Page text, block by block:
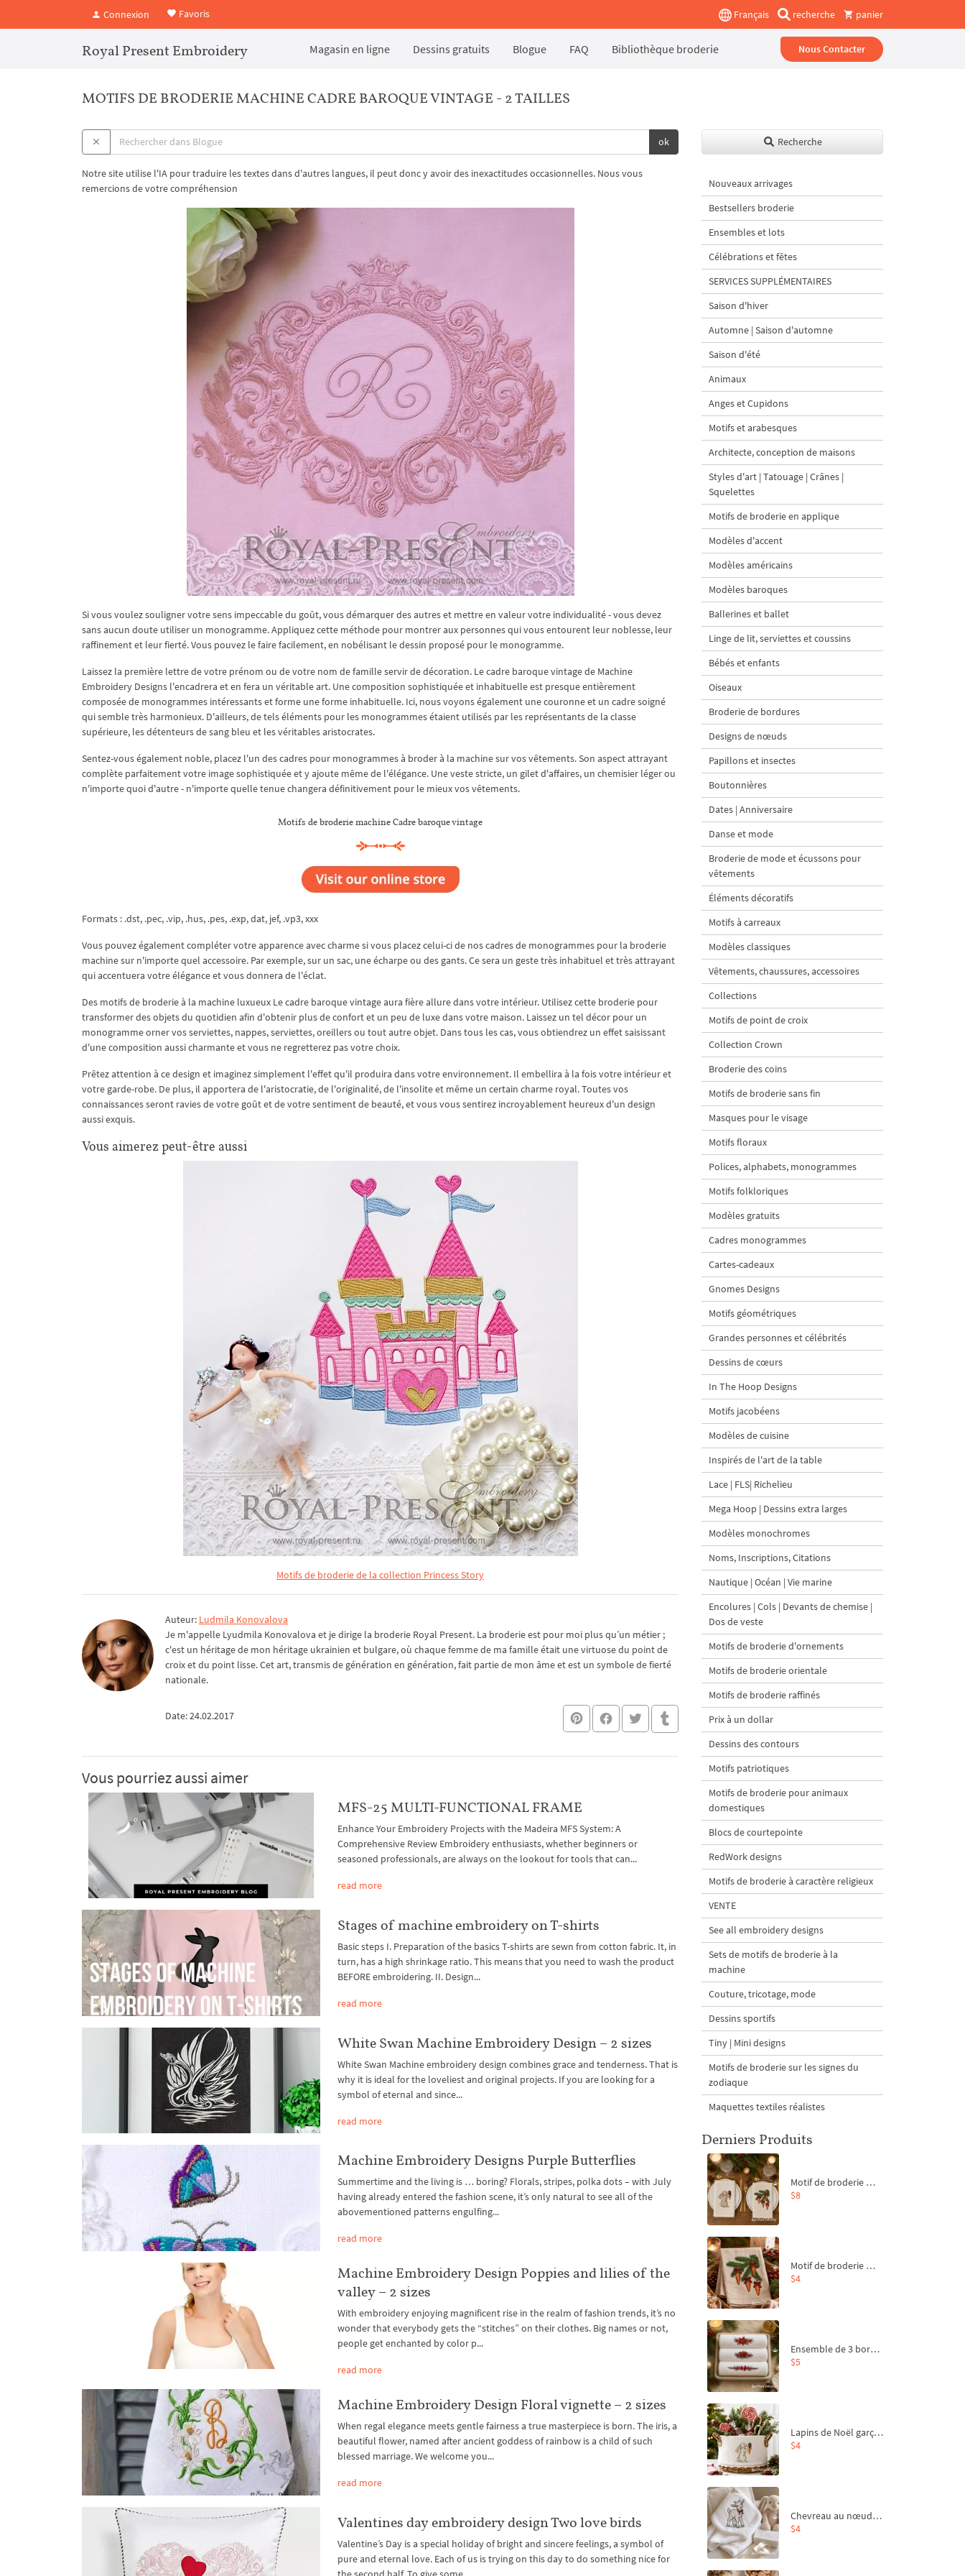
Connexion Favoris Français recherche panier
Royal Present Embroidery Magasin en ligne Dessins gratuits Blogue FAQ Bibliothèque broderie Nous Contacter
MOTIFS DE BRODERIE MACHINE CADRE BAROQUE VINTAGE - 2 TAILLES
ok
Notre site utilise l'IA pour traduire les textes dans d'autres langues, il peut donc y avoir des inexactitudes occasionnelles. Nous vous
remercions de votre compréhension
Si vous voulez souligner votre sens impeccable du goût, vous démarquer des autres et mettre en valeur votre individualité - vous devez
sans aucun doute utiliser un monogramme. Appliquez cette méthode pour montrer aux personnes qui vous entourent leur noblesse, leur
raffinement et leur fierté. Vous pouvez le faire facilement, en nobélisant le dessin proposé pour le monogramme.
Laissez la première lettre de votre prénom ou de votre nom de famille servir de décoration. Le cadre baroque vintage de Machine
Embroidery Designs l'encadrera et en fera un véritable art. Une composition sophistiquée et inhabituelle est presque entièrement
composée de monogrammes intéressants et forme une forme inhabituelle. Ici, nous voyons également une couronne et un cadre soigné
qui semble très harmonieux. D'ailleurs, de tels éléments pour les monogrammes étaient utilisés par les représentants de la classe
supérieure, les détenteurs de sang bleu et les véritables aristocrates.
Sentez-vous également noble, placez l'un des cadres pour monogrammes à broder à la machine sur vos vêtements. Son aspect attrayant
complète parfaitement votre image sophistiquée et y ajoute même de l'élégance. Une veste stricte, un gilet d'affaires, un chemisier léger ou
n'importe quoi d'autre - n'importe quelle tenue changera définitivement pour le mieux vos vêtements.
Motifs de broderie machine Cadre baroque vintage
Formats : .dst, .pec, .vip, .hus, .pes, .exp, dat, jef, .vp3, xxx
Vous pouvez également compléter votre apparence avec charme si vous placez celui-ci de nos cadres de monogrammes pour la broderie
machine sur n'importe quel accessoire. Par exemple, sur un sac, une écharpe ou des gants. Ce sera un geste très inhabituel et très attrayant
qui accentuera votre élégance et vous donnera de l'éclat.
Des motifs de broderie à la machine luxueux Le cadre baroque vintage aura fière allure dans votre intérieur. Utilisez cette broderie pour
transformer des objets du quotidien afin d'obtenir plus de confort et un peu de luxe dans votre maison. Laissez un tel décor pour un
monogramme orner vos serviettes, nappes, serviettes, oreillers ou tout autre objet. Dans tous les cas, vous obtiendrez un effet saisissant
d'une composition aussi charmante et vous ne regretterez pas votre choix.
Prêtez attention à ce design et imaginez simplement l'effet qu'il produira dans votre environnement. Il embellira à la fois votre intérieur et
votre garde-robe. De plus, il apportera de l'aristocratie, de l'originalité, de l'insolite et même un certain charme royal. Toutes vos
connaissances seront ravies de votre goût et de votre sentiment de beauté, et vous vous sentirez incroyablement heureux d'un design
aussi exquis.
Vous aimerez peut-être aussi
Motifs de broderie de la collection Princess Story
Auteur: Ludmila Konovalova
Je m'appelle Lyudmila Konovalova et je dirige la broderie Royal Present. La broderie est pour moi plus qu’un métier ;
c'est un héritage de mon héritage ukrainien et bulgare, où chaque femme de ma famille était une virtuose du point de
croix et du point lisse. Cet art, transmis de génération en génération, fait partie de mon âme et est un symbole de fierté
nationale.
Date: 24.02.2017
Vous pourriez aussi aimer
MFS-25 MULTI-FUNCTIONAL FRAME
Enhance Your Embroidery Projects with the Madeira MFS System: A
Comprehensive Review Embroidery enthusiasts, whether beginners or
seasoned professionals, are always on the lookout for tools that can...
read more
Stages of machine embroidery on T-shirts
Basic steps I. Preparation of the basics T-shirts are sewn from cotton fabric. It, in
turn, has a high shrinkage ratio. This means that you need to wash the product
BEFORE embroidering. II. Design...
read more
White Swan Machine Embroidery Design – 2 sizes
White Swan Machine embroidery design combines grace and tenderness. That is
why it is ideal for the loveliest and original projects. If you are looking for a
symbol of eternal and since...
read more
Machine Embroidery Designs Purple Butterflies
Summertime and the living is … boring? Florals, stripes, polka dots – with July
having already entered the fashion scene, it’s only natural to see all of the
abovementioned patterns engulfing...
read more
Machine Embroidery Design Poppies and lilies of the
valley – 2 sizes
With embroidery enjoying magnificent rise in the realm of fashion trends, it’s no
wonder that everybody gets the “stitches” on their clothes. Big names or not,
people get enchanted by color p...
read more
Machine Embroidery Design Floral vignette – 2 sizes
When regal elegance meets gentle fairness a true masterpiece is born. The iris, a
beautiful flower, named after ancient goddess of rainbow is a child of such
blessed marriage. We welcome you...
read more
Valentines day embroidery design Two love birds
Valentine’s Day is a special holiday of bright and sincere feelings, a symbol of
pure and eternal love. Each of us is trying on this day to do something nice for
Recherche
Nouveaux arrivages
Bestsellers broderie
Ensembles et lots
Célébrations et fêtes
SERVICES SUPPLÉMENTAIRES
Saison d'hiver
Automne | Saison d'automne
Saison d'été
Animaux
Anges et Cupidons
Motifs et arabesques
Architecte, conception de maisons
Styles d'art | Tatouage | Crânes |
Squelettes
Motifs de broderie en applique
Modèles d'accent
Modèles américains
Modèles baroques
Ballerines et ballet
Linge de lit, serviettes et coussins
Bébés et enfants
Oiseaux
Broderie de bordures
Designs de nœuds
Papillons et insectes
Boutonnières
Dates | Anniversaire
Danse et mode
Broderie de mode et écussons pour
vêtements
Éléments décoratifs
Motifs à carreaux
Modèles classiques
Vêtements, chaussures, accessoires
Collections
Motifs de point de croix
Collection Crown
Broderie des coins
Motifs de broderie sans fin
Masques pour le visage
Motifs floraux
Polices, alphabets, monogrammes
Motifs folkloriques
Modèles gratuits
Cadres monogrammes
Cartes-cadeaux
Gnomes Designs
Motifs géométriques
Grandes personnes et célébrités
Dessins de cœurs
In The Hoop Designs
Motifs jacobéens
Modèles de cuisine
Inspirés de l'art de la table
Lace | FLS| Richelieu
Mega Hoop | Dessins extra larges
Modèles monochromes
Noms, Inscriptions, Citations
Nautique | Océan | Vie marine
Encolures | Cols | Devants de chemise |
Dos de veste
Motifs de broderie d'ornements
Motifs de broderie orientale
Motifs de broderie raffinés
Prix à un dollar
Dessins des contours
Motifs patriotiques
Motifs de broderie pour animaux
domestiques
Blocs de courtepointe
RedWork designs
Motifs de broderie à caractère religieux
VENTE
See all embroidery designs
Sets de motifs de broderie à la
machine
Couture, tricotage, mode
Dessins sportifs
Tiny | Mini designs
Motifs de broderie sur les signes du
zodiaque
Maquettes textiles réalistes
Derniers Produits
Motif de broderie machine Branche de sapin et carottes - 4 tailles
$8
Motif de broderie machine Branche de sapin et carottes - 4 tailles
$4
Ensemble de 3 bordures de Noël pour broderie machine
$5
Lapins de Noël garçon et fille - 4 tailles
$4
Chevreau au nœud rouge – broderie machine, 4 tailles
$4